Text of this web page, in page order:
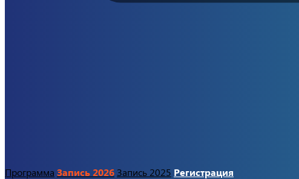
Программа Запись 2026Запись 2025 Регистрация